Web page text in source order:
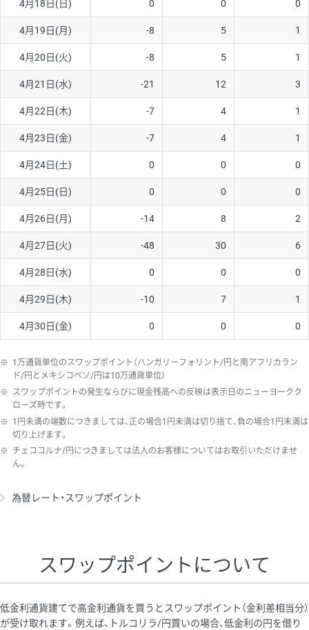
ソ/円は10万通貨単位。
4月18日(日) 0 0 0
4月19日(月) -8 5 1
4月20日(火) -8 5 1
4月21日(水) -21 12 3
4月22日(木) -7 4 1
4月23日(金) -7 4 1
4月24日(土) 0 0 0
4月25日(日) 0 0 0
4月26日(月) -14 8 2
4月27日(火) -48 30 6
4月28日(水) 0 0 0
4月29日(木) -10 7 1
4月30日(金) 0 0 0
※ 1万通貨単位のスワップポイント（ハンガリーフォリント/円と南アフリカラン
ド/円とメキシコペソ/円は10万通貨単位）
※ スワップポイントの発生ならびに現金残高への反映は表示日のニューヨークク
ローズ時です。
※ 1円未満の端数につきましては、正の場合1円未満は切り捨て、負の場合1円未満は
切り上げます。
※ チェココルナ/円につきましては法人のお客様についてはお取引いただけませ
ん。
為替レート・スワップポイント
スワップポイントについて
低金利通貨建てで高金利通貨を買うとスワップポイント（金利差相当分）
が受け取れます。例えば、トルコリラ/円買いの場合、低金利の円を借り